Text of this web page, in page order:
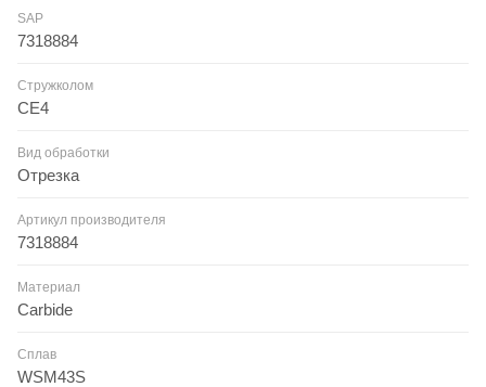
SAP
7318884
Стружколом
CE4
Вид обработки
Отрезка
Артикул производителя
7318884
Материал
Carbide
Сплав
WSM43S